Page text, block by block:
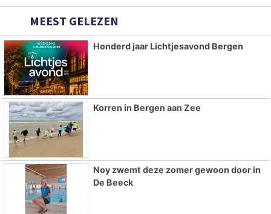
MEEST GELEZEN
Honderd jaar Lichtjesavond Bergen
Korren in Bergen aan Zee
Noy zwemt deze zomer gewoon door in
De Beeck